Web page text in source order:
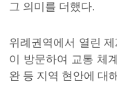
그 의미를 더했다.
위례권역에서 열린 제
이 방문하여 교통 체
완 등 지역 현안에 대